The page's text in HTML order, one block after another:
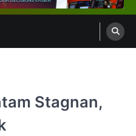
Stagnan,